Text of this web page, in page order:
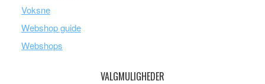
Voksne
Webshop guide
Webshops
VALGMULIGHEDER